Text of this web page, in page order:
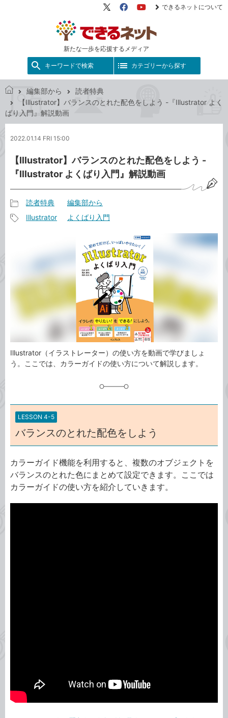
新たな一歩を応援するメディア
X（旧
FacebookYouTube
できるネットについて
キーワードで検索 カテゴリーから探す
き
ッ
編集部から
読者特典
【Illustrator】バランスのとれた配色をしよう -『Illustrator よく
ばり入門』解説動画
2022.01.14 FRI 15:00
【Illustrator】バランスのとれた配色をしよう -
『Illustrator よくばり入門』解説動画
事
読者特典 編集部から
Illustrator よくばり入門
Illustrator（イラストレーター）の使い方を動画で学びましょ
う。ここでは、カラーガイドの使い方について解説します。
LESSON 4-5
バランスのとれた配色をしよう
カラーガイド機能を利用すると、複数のオブジェクトを
バランスのとれた色にまとめて設定できます。ここでは
カラーガイドの使い方を紹介していきます。